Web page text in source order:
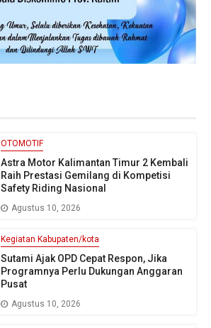
OTOMOTIF
Astra Motor Kalimantan Timur 2 Kembali
Raih Prestasi Gemilang di Kompetisi
Safety Riding Nasional
Agustus 10, 2026
Kegiatan Kabupaten/kota
Sutami Ajak OPD Cepat Respon, Jika
Programnya Perlu Dukungan Anggaran
Pusat
Agustus 10, 2026